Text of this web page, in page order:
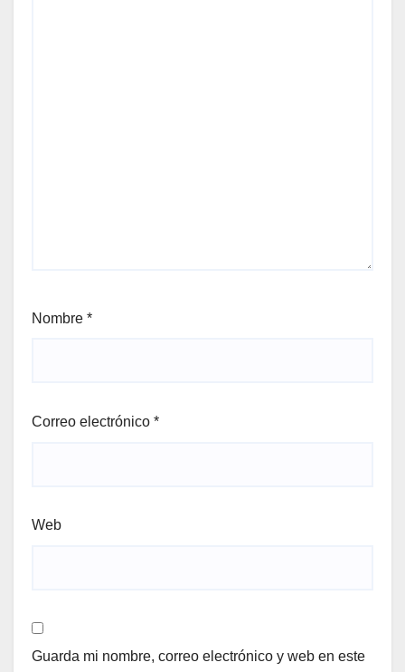
Nombre *
Correo electrónico *
Web
Guarda mi nombre, correo electrónico y web en este